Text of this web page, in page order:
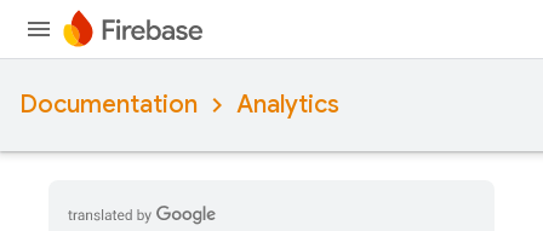
Documentation Analytics